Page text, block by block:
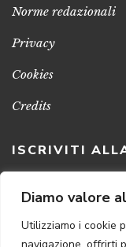
Diamo valore
Utilizziamo i cookie
Norme redazionali
Privacy
Cookies
Credits
ISCRIVITI
Clicca sul
notizie e